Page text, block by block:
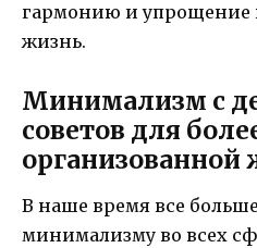
гармонию и упрощение
жизнь.
Минимализм с
советов для
организованной
В наше время все
минимализму во всех